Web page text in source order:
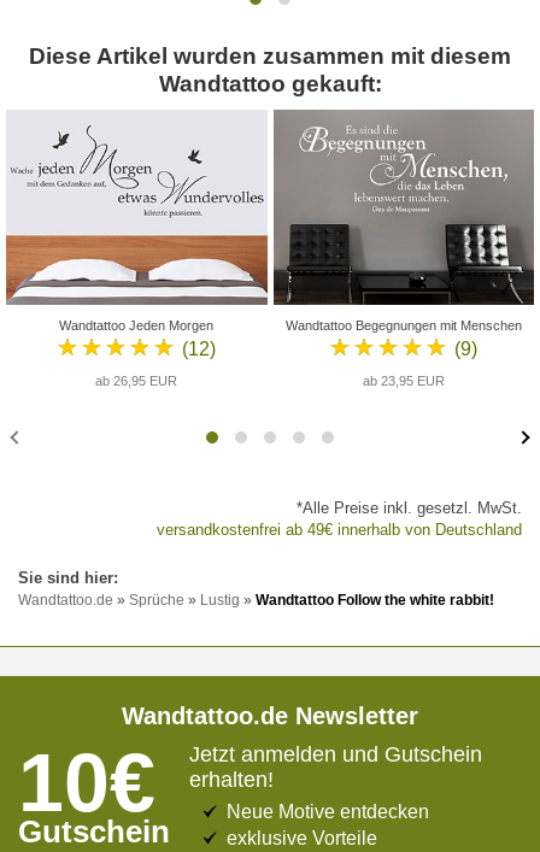
Diese Artikel wurden zusammen mit diesem
Wandtattoo gekauft:
Wandtattoo Jeden Morgen
★★★★★ (12)
ab 26,95 EUR
Wandtattoo Begegnungen mit Menschen
★★★★★ (9)
ab 23,95 EUR
*Alle Preise inkl. gesetzl. MwSt.
versandkostenfrei ab 49€ innerhalb von Deutschland
Wandtattoo.de » Sprüche » Lustig » Wandtattoo Follow the white rabbit!
Wandtattoo.de Newsletter
10€
Gutschein
Jetzt anmelden und Gutschein
erhalten!
Neue Motive entdecken
exklusive Vorteile